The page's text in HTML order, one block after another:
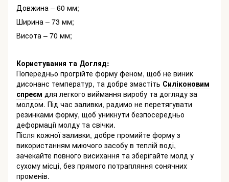
Довжина – 60 мм;
Ширина – 73 мм;
Висота – 70 мм;
Користування та Догляд:
Попередньо прогрійте форму феном, щоб не виник
дисонанс температур, та добре змастіть Силіконовим
спреєм для легкого виймання виробу та догляду за
молдом. Під час заливки, радимо не перетягувати
резинками форму, щоб уникнути безпосередньо
деформації молду та свічки.
Після кожної заливки, добре промийте форму з
використанням миючого засобу в теплій воді,
зачекайте повного висихання та зберігайте молд у
сухому місці, без прямого потрапляння сонячних
променів.